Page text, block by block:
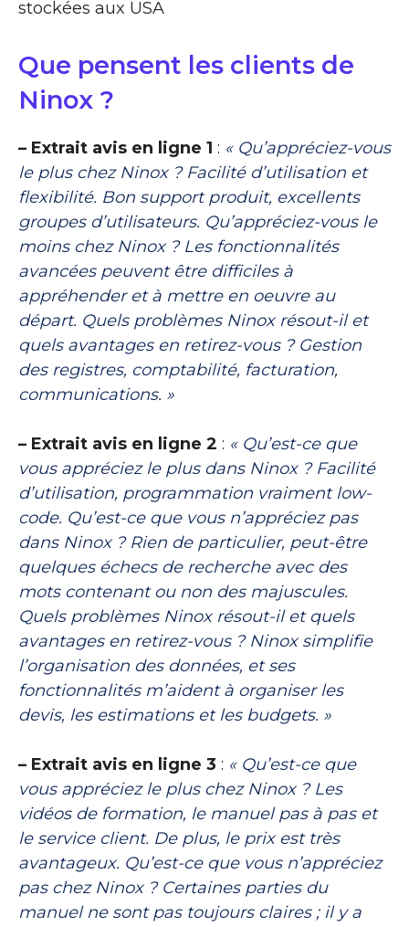
stockées aux USA
Que pensent les clients de
Ninox ?
– Extrait avis en ligne 1 : « Qu’appréciez-vous
le plus chez Ninox ? Facilité d’utilisation et
flexibilité. Bon support produit, excellents
groupes d’utilisateurs. Qu’appréciez-vous le
moins chez Ninox ? Les fonctionnalités
avancées peuvent être difficiles à
appréhender et à mettre en oeuvre au
départ. Quels problèmes Ninox résout-il et
quels avantages en retirez-vous ? Gestion
des registres, comptabilité, facturation,
communications. »
– Extrait avis en ligne 2 : « Qu’est-ce que
vous appréciez le plus dans Ninox ? Facilité
d’utilisation, programmation vraiment low-
code. Qu’est-ce que vous n’appréciez pas
dans Ninox ? Rien de particulier, peut-être
quelques échecs de recherche avec des
mots contenant ou non des majuscules.
Quels problèmes Ninox résout-il et quels
avantages en retirez-vous ? Ninox simplifie
l’organisation des données, et ses
fonctionnalités m’aident à organiser les
devis, les estimations et les budgets. »
– Extrait avis en ligne 3 : « Qu’est-ce que
vous appréciez le plus chez Ninox ? Les
vidéos de formation, le manuel pas à pas et
le service client. De plus, le prix est très
avantageux. Qu’est-ce que vous n’appréciez
pas chez Ninox ? Certaines parties du
manuel ne sont pas toujours claires ; il y a